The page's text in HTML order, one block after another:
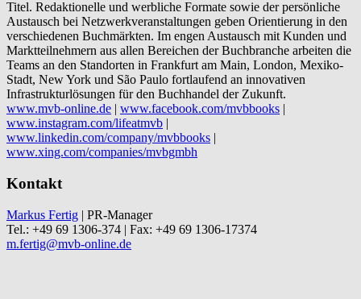
Titel. Redaktionelle und werbliche Formate sowie der persönliche
Austausch bei Netzwerkveranstaltungen geben Orientierung in den
verschiedenen Buchmärkten. Im engen Austausch mit Kunden und
Marktteilnehmern aus allen Bereichen der Buchbranche arbeiten die
Teams an den Standorten in Frankfurt am Main, London, Mexiko-
Stadt, New York und São Paulo fortlaufend an innovativen
Infrastrukturlösungen für den Buchhandel der Zukunft.
www.mvb-online.de | www.facebook.com/mvbbooks |
www.instagram.com/lifeatmvb |
www.linkedin.com/company/mvbbooks |
www.xing.com/companies/mvbgmbh
Kontakt
Markus Fertig | PR-Manager
Tel.: +49 69 1306-374 | Fax: +49 69 1306-17374
m.fertig@mvb-online.de